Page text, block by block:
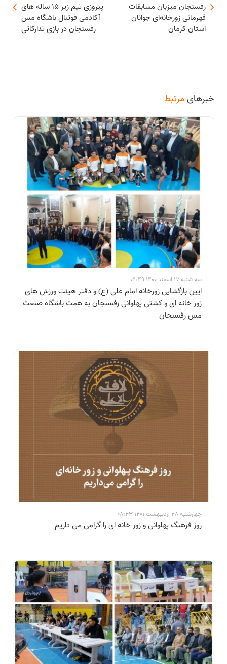
پیروزی تیم زیر ۱۵ ساله های
آکادمی فوتبال باشگاه مس
رفسنجان در بازی‌ تدارکاتی
رفسنجان میزبان مسابقات
قهرمانی زورخانه‌ای جوانان
استان کرمان
خبرهایمرتبط
سه شنبه 17 اسفند 1400 09:49
ایین بازگشایی زورخانه امام علی (ع) و دفتر هیئت ورزش های
زور خانه ای و کشتی پهلوانی رفسنجان به همت باشگاه صنعت
مس رفسنجان
چهارشنبه 28 اردیبهشت 1401 08:43
روز فرهنگ پهلوانی و زور خانه ای را گرامی می داریم